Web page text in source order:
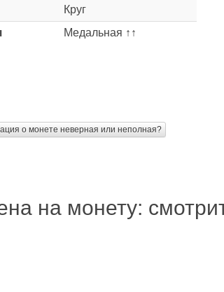
Круг
Медальная ↑↑
о монете неверная или неполная?
на монету: